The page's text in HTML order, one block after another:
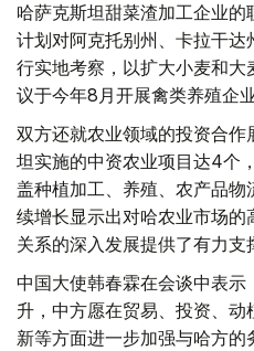
哈萨克斯坦甜菜渣加工企业
计划对阿克托别州、卡拉干
行实地考察，以扩大小麦和
议于今年8月开展禽类养殖企
双方还就农业领域的投资合
坦实施的中资农业项目达4个
盖种植加工、养殖、农产品
续增长显示出对哈农业市场
关系的深入发展提供了有力支
中国大使韩春霖在会谈中表
升，中方愿在贸易、投资、
新等方面进一步加强与哈方的